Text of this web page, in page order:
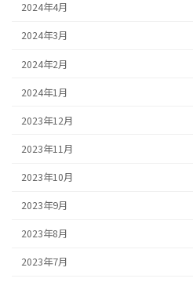
2024年4月
2024年3月
2024年2月
2024年1月
2023年12月
2023年11月
2023年10月
2023年9月
2023年8月
2023年7月